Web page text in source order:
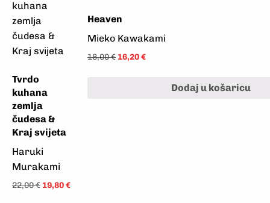
Tvrdo
kuhana
zemlja
čudesa &
Kraj svijeta
Haruki
Murakami
22,00€ 19,80€
Heaven
Mieko Kawakami
18,00€ 16,20€
Dodaj u košaricu